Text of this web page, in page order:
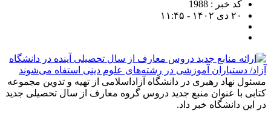
کد خبر : 1988
۲۰ دی ۱۴۰۲ - ۱۱:۴۵
مسئول نهاد رهبری در دانشگاه آزاداسلامی از تهیه و تدوین مجموعه‌
کتابی با عنوان منبع جدید دروس گروه معارف از سال تحصیلی جدید
در این دانشگاه خبر داد.